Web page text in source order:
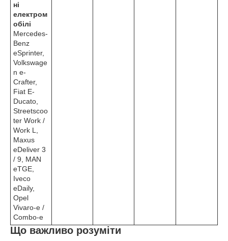
ні
електром
обілі
Mercedes-
Benz
eSprinter,
Volkswage
n e-
Crafter,
Fiat E-
Ducato,
Streetscoo
ter Work /
Work L,
Maxus
eDeliver 3
/ 9, MAN
eTGE,
Iveco
eDaily,
Opel
Vivaro-e /
Combo-e
Що важливо розуміти